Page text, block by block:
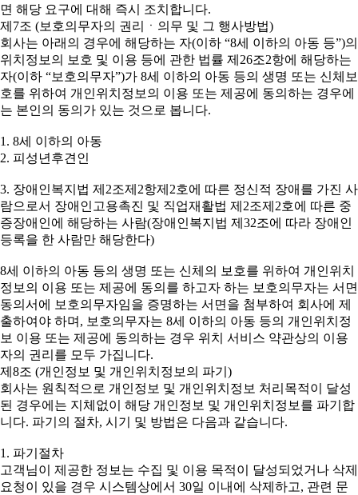
면 해당 요구에 대해 즉시 조치합니다.
제7조 (보호의무자의 권리ㆍ의무 및 그 행사방법)
회사는 아래의 경우에 해당하는 자(이하 “8세 이하의 아동 등”)의
위치정보의 보호 및 이용 등에 관한 법률 제26조2항에 해당하는
자(이하 “보호의무자”)가 8세 이하의 아동 등의 생명 또는 신체보
호를 위하여 개인위치정보의 이용 또는 제공에 동의하는 경우에
는 본인의 동의가 있는 것으로 봅니다.
1. 8세 이하의 아동
2. 피성년후견인
3. 장애인복지법 제2조제2항제2호에 따른 정신적 장애를 가진 사
람으로서 장애인고용촉진 및 직업재활법 제2조제2호에 따른 중
증장애인에 해당하는 사람(장애인복지법 제32조에 따라 장애인
등록을 한 사람만 해당한다)
8세 이하의 아동 등의 생명 또는 신체의 보호를 위하여 개인위치
정보의 이용 또는 제공에 동의를 하고자 하는 보호의무자는 서면
동의서에 보호의무자임을 증명하는 서면을 첨부하여 회사에 제
출하여야 하며, 보호의무자는 8세 이하의 아동 등의 개인위치정
보 이용 또는 제공에 동의하는 경우 위치 서비스 약관상의 이용
자의 권리를 모두 가집니다.
제8조 (개인정보 및 개인위치정보의 파기)
회사는 원칙적으로 개인정보 및 개인위치정보 처리목적이 달성
된 경우에는 지체없이 해당 개인정보 및 개인위치정보를 파기합
니다. 파기의 절차, 시기 및 방법은 다음과 같습니다.
1. 파기절차
고객님이 제공한 정보는 수집 및 이용 목적이 달성되었거나 삭제
요청이 있을 경우 시스템상에서 30일 이내에 삭제하고, 관련 문